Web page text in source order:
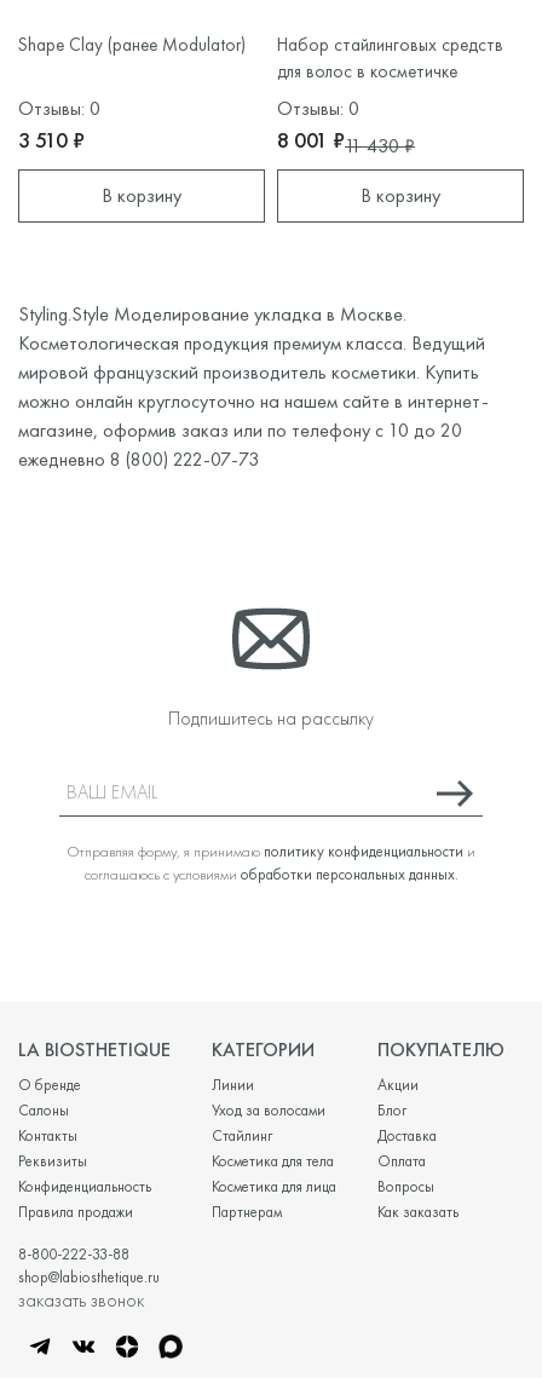
Shape Clay (ранее Modulator)
Отзывы: 0
3 510 ₽
В корзину
Набор стайлинговых средств
для волос в косметичке
Отзывы: 0
8 001 ₽11 430 ₽
В корзину
Styling.Style Моделирование укладка в Москве.
Косметологическая продукция премиум класса. Ведущий
мировой французский производитель косметики. Купить
можно онлайн круглосуточно на нашем сайте в интернет-
магазине, оформив заказ или по телефону с 10 до 20
ежедневно 8 (800) 222-07-73
Подпишитесь на рассылку
Отправляя форму, я принимаю политику конфиденциальности и
соглашаюсь с условиями обработки персональных данных.
LA BIOSTHETIQUE
О бренде
Салоны
Контакты
Реквизиты
Конфиденциальность
Правила продажи
КАТЕГОРИИ
Линии
Уход за волосами
Стайлинг
Косметика для тела
Косметика для лица
Партнерам
ПОКУПАТЕЛЮ
Акции
Блог
Доставка
Оплата
Вопросы
Как заказать
8-800-222-33-88
shop@labiosthetique.ru
заказать звонок